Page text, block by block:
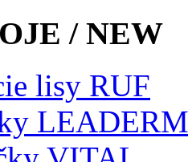
/ NEW
lisy RUF